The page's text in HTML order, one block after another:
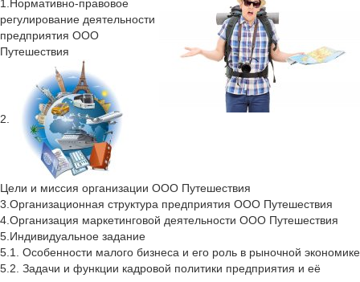
1.Нормативно-правовое
регулирование деятельности
предприятия ООО
Путешествия
2.
Цели и миссия организации ООО Путешествия
3.Организационная структура предприятия ООО Путешествия
4.Организация маркетинговой деятельности ООО Путешествия
5.Индивидуальное задание
5.1. Особенности малого бизнеса и его роль в рыночной экономике
5.2. Задачи и функции кадровой политики предприятия и её